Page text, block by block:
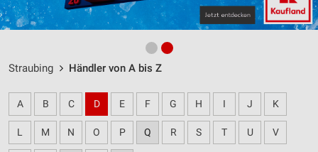
Straubing Händler von A bis Z
A B C D E F G H I J K
L M N O P Q R S T U V